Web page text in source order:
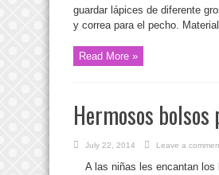
guardar lápices de diferente
y correa para el pecho.
Read More »
Hermosos bolsos
July 22, 2014 Leave a
A las niñas les encantan